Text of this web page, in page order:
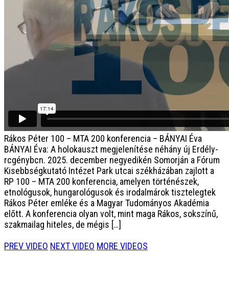
Rákos Péter 100 – MTA 200 konferencia – BÁNYAI Éva
BÁNYAI Éva: A holokauszt megjelenítése néhány új Erdély-
rcgénybcn. 2025. december negyedikén Somorján a Fórum
Kisebbségkutató Intézet Park utcai székházában zajlott a
RP 100 – MTA 200 konferencia, amelyen történészek,
etnológusok, hungarológusok és irodalmárok tisztelegtek
Rákos Péter emléke és a Magyar Tudományos Akadémia
előtt. A konferencia olyan volt, mint maga Rákos, sokszínű,
szakmailag hiteles, de mégis […]
PREV VIDEO NEXT VIDEO MORE VIDEOS